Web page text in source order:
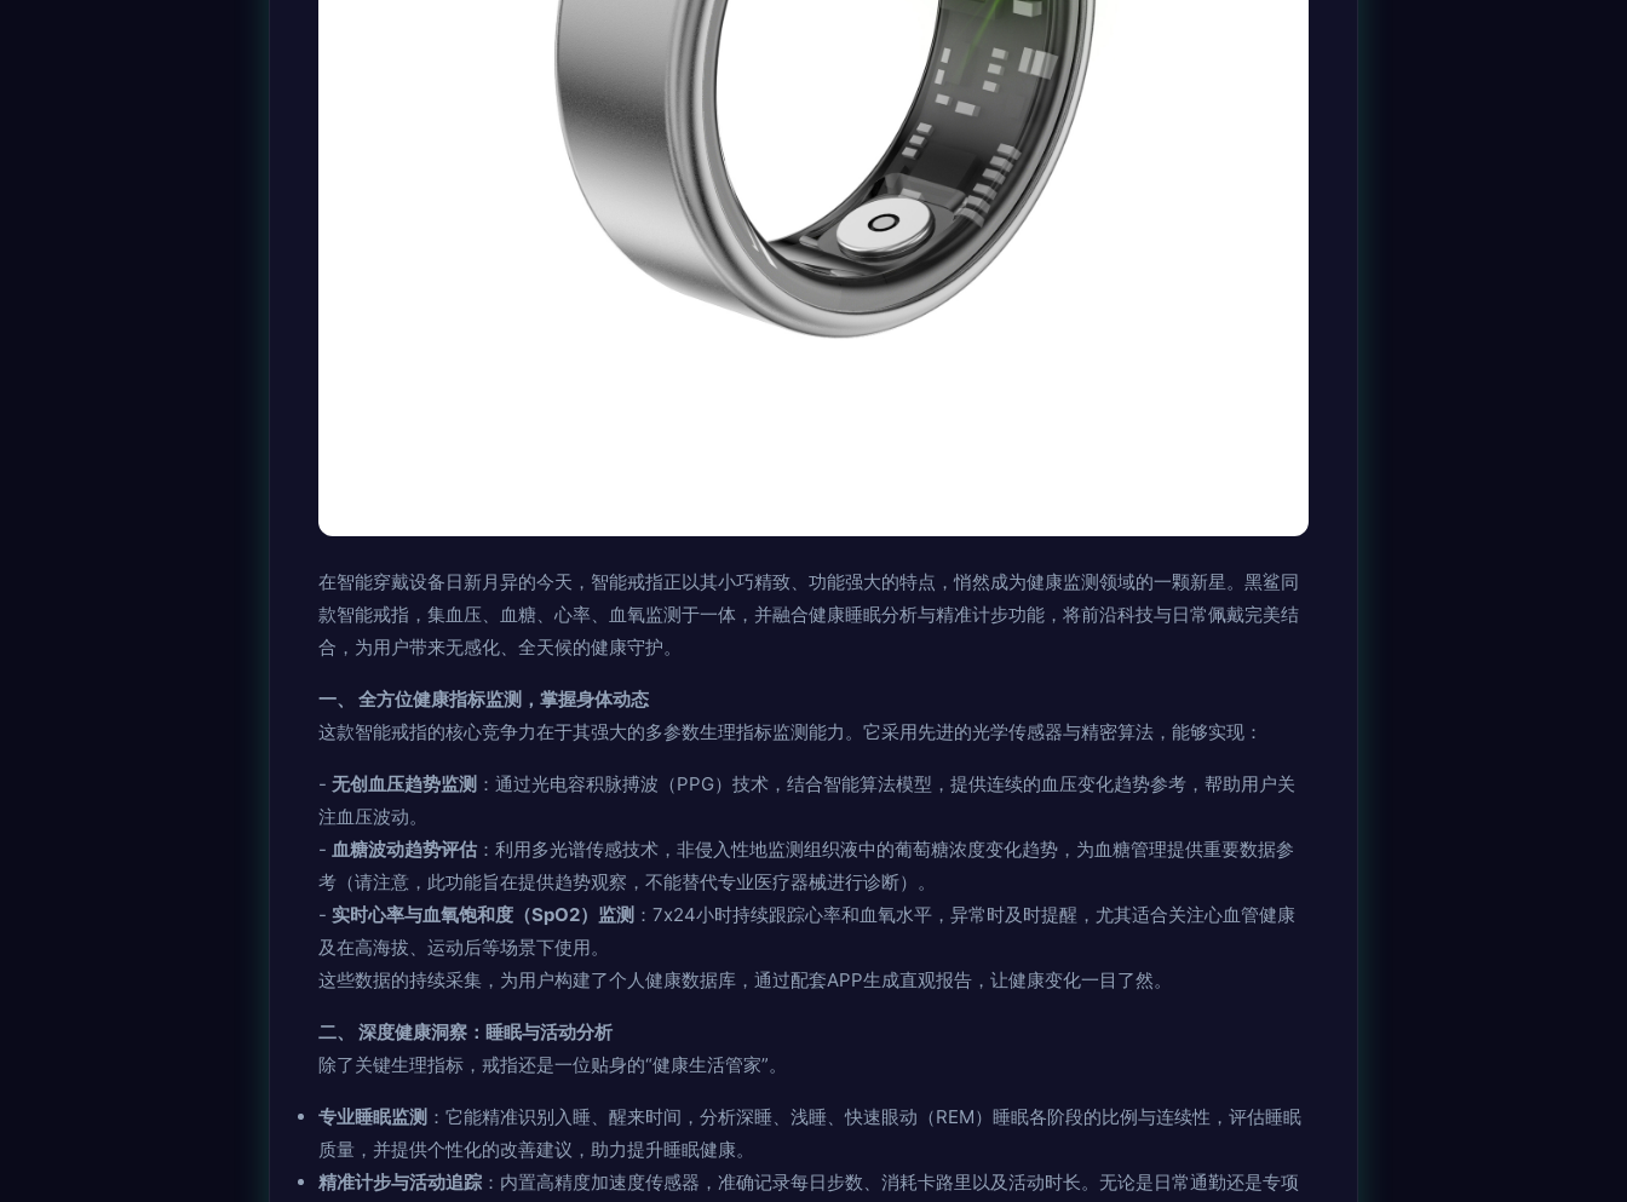
在智能穿戴设备日新月异的今天，智能戒指正以其小巧精致、功能强大的特点，悄然成为健康监测领域的一颗新星。黑鲨同
款智能戒指，集血压、血糖、心率、血氧监测于一体，并融合健康睡眠分析与精准计步功能，将前沿科技与日常佩戴完美结
合，为用户带来无感化、全天候的健康守护。
一、 全方位健康指标监测，掌握身体动态
这款智能戒指的核心竞争力在于其强大的多参数生理指标监测能力。它采用先进的光学传感器与精密算法，能够实现：
- 无创血压趋势监测 ：通过光电容积脉搏波（PPG）技术，结合智能算法模型，提供连续的血压变化趋势参考，帮助用户关
注血压波动。
- 血糖波动趋势评估 ：利用多光谱传感技术，非侵入性地监测组织液中的葡萄糖浓度变化趋势，为血糖管理提供重要数据参
考（请注意，此功能旨在提供趋势观察，不能替代专业医疗器械进行诊断）。
- 实时心率与血氧饱和度（SpO2）监测 ：7x24小时持续跟踪心率和血氧水平，异常时及时提醒，尤其适合关注心血管健康
及在高海拔、运动后等场景下使用。
这些数据的持续采集，为用户构建了个人健康数据库，通过配套APP生成直观报告，让健康变化一目了然。
二、 深度健康洞察：睡眠与活动分析
除了关键生理指标，戒指还是一位贴身的“健康生活管家”。
专业睡眠监测 ：它能精准识别入睡、醒来时间，分析深睡、浅睡、快速眼动（REM）睡眠各阶段的比例与连续性，评估睡眠
质量，并提供个性化的改善建议，助力提升睡眠健康。
精准计步与活动追踪 ：内置高精度加速度传感器，准确记录每日步数、消耗卡路里以及活动时长。无论是日常通勤还是专项